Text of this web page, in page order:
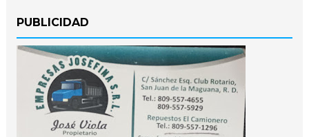
PUBLICIDAD